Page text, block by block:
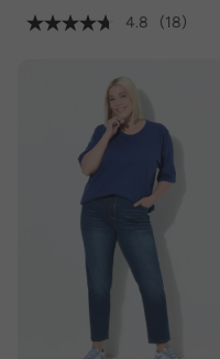
4.8
(18)